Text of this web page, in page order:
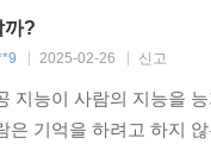
의를 주체적으로 행사
까?
2025-02-26 신고
지능이 사람의 지능을
은 기억을 하려고 하지